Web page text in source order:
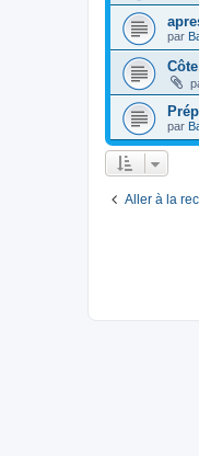
par
par
Aller à la